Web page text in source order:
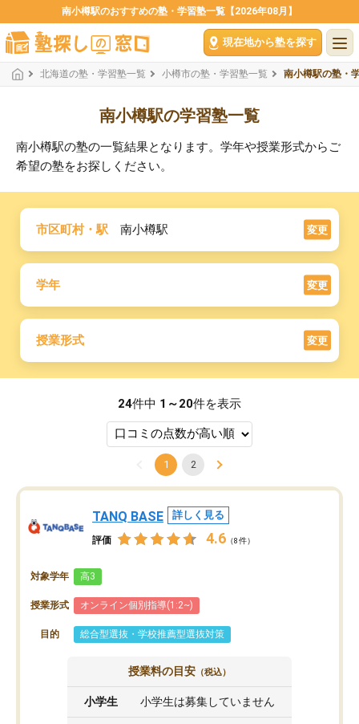
南小樽駅のおすすめの塾・学習塾一覧【2026年08月】
現在地から塾を探す
北海道の塾・学習塾一覧 小樽市の塾・学習塾一覧 南小樽駅の塾・
南小樽駅の学習塾一覧
南小樽駅の塾の一覧結果となります。学年や授業形式からご
希望の塾をお探しください。
市区町村・駅 南小樽駅 変更
学年 変更
授業形式 変更
24件中 1～20件を表示
1 2
TANQ BASE 詳しく見る
評価 4.6 （8件）
対象学年 高3
授業形式 オンライン個別指導(1:2~)
目的 総合型選抜・学校推薦型選抜対策
授業料の目安 （税込）
小学生 小学生は募集していません